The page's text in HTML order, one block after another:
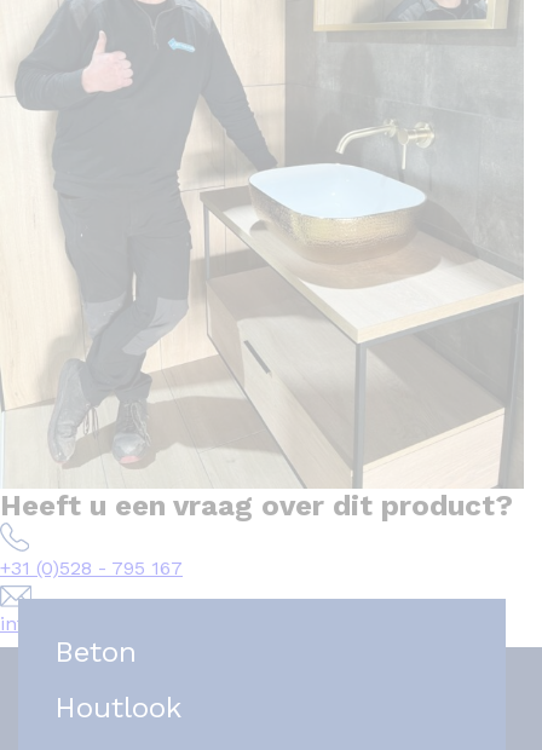
Heeft u een vraag over dit product?
+31 (0)528 - 795 167
info@het-tegelplein.nl
Beton
Houtlook